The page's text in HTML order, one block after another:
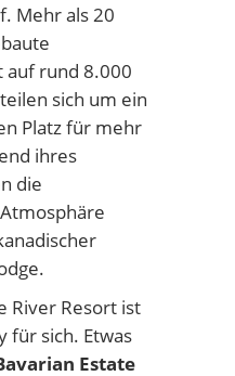
Mehr als 20
auf rund 8.000
sich um ein
Platz für mehr
ihres
die
River Resort ist
für sich. Etwas
Estate